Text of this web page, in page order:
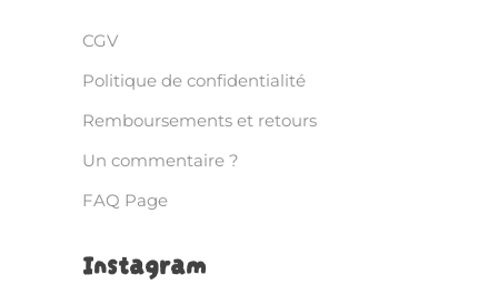
CGV
Politique de confidentialité
Remboursements et retours
Un commentaire ?
FAQ Page
Instagram